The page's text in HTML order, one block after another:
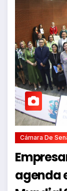
Cámara De
agenda